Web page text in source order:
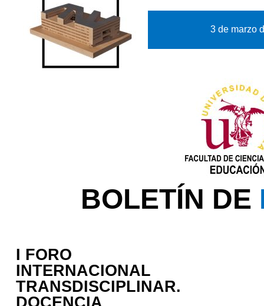
3 de marzo
BOLETÍN DE
I FORO
INTERNACIONAL
TRANSDISCIPLINAR.
DOCENCIA